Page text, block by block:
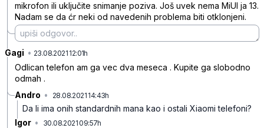
mikrofon ili uključite snimanje poziva. Još uvek nema MiUI ja 13.
Nadam se da ćr neki od navedenih problema biti otklonjeni.
Gagi • 23.08.2021 12:01h
Odlican telefon am ga vec dva meseca . Kupite ga slobodno
odmah .
Andro • 28.08.2021 14:43h
Da li ima onih standardnih mana kao i ostali Xiaomi telefoni?
Igor • 30.08.2021 09:57h